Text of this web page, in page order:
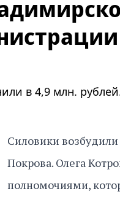
в 4,9 млн.
Силовики
Покрова. Олега
полномочиями,